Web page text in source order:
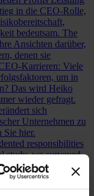
in die CEO-Rolle,
bedeutsam. The
Ansichten darüber,
denen sie
Karrieren: Viele
um in
Das wird Heiko
wieder gefragt.
sich
Unternehmen zu
Sie hier.
responsibilities
study, we surveyed
its implications for
Finanzchef:innen
bauen ihr